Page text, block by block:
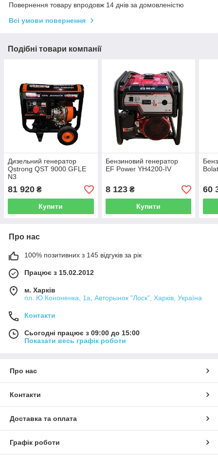
Повернення товару впродовж 14 днів за домовленістю
Всі умови повернення
Подібні товари компанії
Дизельний генератор
Qstrong QST 9000 GFLE
N3
81 920 ₴
Купити
Бензиновий генератор
EF Power YH4200-IV
8 123₴
Купити
60
Про нас
100% позитивних з 145 відгуків за рік
Працює з 15.02.2012
м. Харків
пл. Ю.Кононенка, 1а, Авторынок "Лоск", Харків, Україна
Контакти
Сьогодні працює з 09:00 до 15:00
Показати весь графік роботи
Про нас
Контакти
Доставка та оплата
Графік роботи